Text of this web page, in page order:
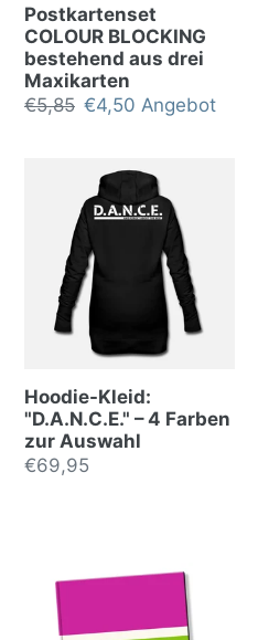
Postkartenset
COLOUR BLOCKING
bestehend aus drei
Maxikarten
Normalpreis
€5,85 Sonderpreis
€4,50 Angebot
Hoodie-Kleid:
"D.A.N.C.E." – 4 Farben
zur Auswahl
Normalpreis
€69,95